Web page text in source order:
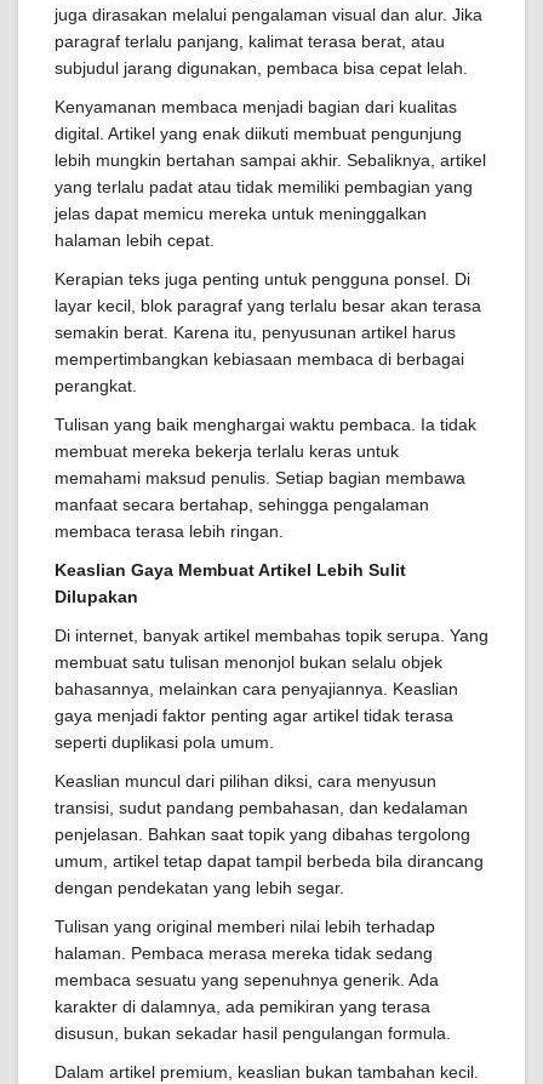
juga dirasakan melalui pengalaman visual dan alur. Jika
paragraf terlalu panjang, kalimat terasa berat, atau
subjudul jarang digunakan, pembaca bisa cepat lelah.
Kenyamanan membaca menjadi bagian dari kualitas
digital. Artikel yang enak diikuti membuat pengunjung
lebih mungkin bertahan sampai akhir. Sebaliknya, artikel
yang terlalu padat atau tidak memiliki pembagian yang
jelas dapat memicu mereka untuk meninggalkan
halaman lebih cepat.
Kerapian teks juga penting untuk pengguna ponsel. Di
layar kecil, blok paragraf yang terlalu besar akan terasa
semakin berat. Karena itu, penyusunan artikel harus
mempertimbangkan kebiasaan membaca di berbagai
perangkat.
Tulisan yang baik menghargai waktu pembaca. Ia tidak
membuat mereka bekerja terlalu keras untuk
memahami maksud penulis. Setiap bagian membawa
manfaat secara bertahap, sehingga pengalaman
membaca terasa lebih ringan.
Keaslian Gaya Membuat Artikel Lebih Sulit
Dilupakan
Di internet, banyak artikel membahas topik serupa. Yang
membuat satu tulisan menonjol bukan selalu objek
bahasannya, melainkan cara penyajiannya. Keaslian
gaya menjadi faktor penting agar artikel tidak terasa
seperti duplikasi pola umum.
Keaslian muncul dari pilihan diksi, cara menyusun
transisi, sudut pandang pembahasan, dan kedalaman
penjelasan. Bahkan saat topik yang dibahas tergolong
umum, artikel tetap dapat tampil berbeda bila dirancang
dengan pendekatan yang lebih segar.
Tulisan yang original memberi nilai lebih terhadap
halaman. Pembaca merasa mereka tidak sedang
membaca sesuatu yang sepenuhnya generik. Ada
karakter di dalamnya, ada pemikiran yang terasa
disusun, bukan sekadar hasil pengulangan formula.
Dalam artikel premium, keaslian bukan tambahan kecil.